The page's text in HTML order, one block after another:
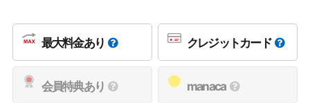
最大料金あり クレジットカード
会員特典あり manaca